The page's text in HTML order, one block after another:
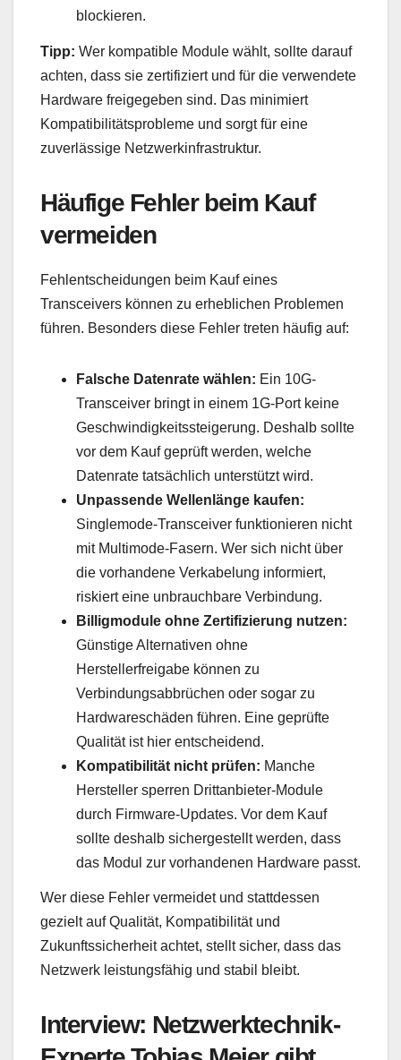
blockieren.
Tipp: Wer kompatible Module wählt, sollte darauf
achten, dass sie zertifiziert und für die verwendete
Hardware freigegeben sind. Das minimiert
Kompatibilitätsprobleme und sorgt für eine
zuverlässige Netzwerkinfrastruktur.
Häufige Fehler beim Kauf
vermeiden
Fehlentscheidungen beim Kauf eines
Transceivers können zu erheblichen Problemen
führen. Besonders diese Fehler treten häufig auf:
Falsche Datenrate wählen: Ein 10G-
Transceiver bringt in einem 1G-Port keine
Geschwindigkeitssteigerung. Deshalb sollte
vor dem Kauf geprüft werden, welche
Datenrate tatsächlich unterstützt wird.
Unpassende Wellenlänge kaufen:
Singlemode-Transceiver funktionieren nicht
mit Multimode-Fasern. Wer sich nicht über
die vorhandene Verkabelung informiert,
riskiert eine unbrauchbare Verbindung.
Billigmodule ohne Zertifizierung nutzen:
Günstige Alternativen ohne
Herstellerfreigabe können zu
Verbindungsabbrüchen oder sogar zu
Hardwareschäden führen. Eine geprüfte
Qualität ist hier entscheidend.
Kompatibilität nicht prüfen: Manche
Hersteller sperren Drittanbieter-Module
durch Firmware-Updates. Vor dem Kauf
sollte deshalb sichergestellt werden, dass
das Modul zur vorhandenen Hardware passt.
Wer diese Fehler vermeidet und stattdessen
gezielt auf Qualität, Kompatibilität und
Zukunftssicherheit achtet, stellt sicher, dass das
Netzwerk leistungsfähig und stabil bleibt.
Interview: Netzwerktechnik-